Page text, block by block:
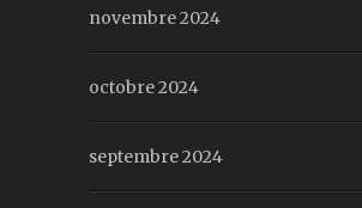
novembre 2024
octobre 2024
septembre 2024